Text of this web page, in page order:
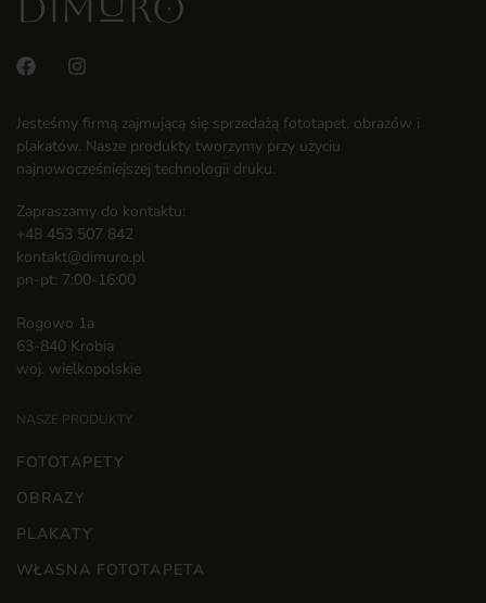
Jesteśmy firmą zajmującą się sprzedażą fototapet, obrazów i
plakatów. Nasze produkty tworzymy przy użyciu
najnowocześniejszej technologii druku.
Zapraszamy do kontaktu:
+48 453 507 842
kontakt@dimuro.pl
pn-pt: 7:00-16:00
Rogowo 1a
63-840 Krobia
woj. wielkopolskie
NASZE PRODUKTY
FOTOTAPETY
OBRAZY
PLAKATY
WŁASNA FOTOTAPETA